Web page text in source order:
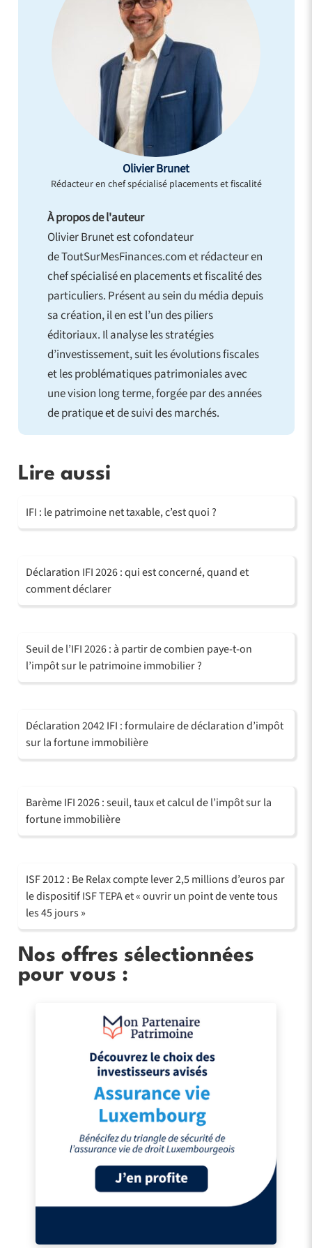
Olivier Brunet
Rédacteur en chef spécialisé placements et fiscalité
À propos de l'auteur
Olivier Brunet est cofondateur
de ToutSurMesFinances.com et rédacteur en
chef spécialisé en placements et fiscalité des
particuliers. Présent au sein du média depuis
sa création, il en est l’un des piliers
éditoriaux. Il analyse les stratégies
d’investissement, suit les évolutions fiscales
et les problématiques patrimoniales avec
une vision long terme, forgée par des années
de pratique et de suivi des marchés.
Lire aussi
IFI : le patrimoine net taxable, c’est quoi ?
Déclaration IFI 2026 : qui est concerné, quand et
comment déclarer
Seuil de l’IFI 2026 : à partir de combien paye-t-on
l’impôt sur le patrimoine immobilier ?
Déclaration 2042 IFI : formulaire de déclaration d’impôt
sur la fortune immobilière
Barème IFI 2026 : seuil, taux et calcul de l’impôt sur la
fortune immobilière
ISF 2012 : Be Relax compte lever 2,5 millions d’euros par
le dispositif ISF TEPA et « ouvrir un point de vente tous
les 45 jours »
Nos offres sélectionnées
pour vous :